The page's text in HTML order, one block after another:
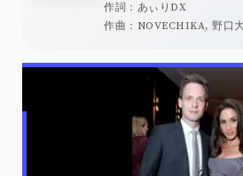
作詞：あぃりDX
作曲：NOVECHIKA, 野口